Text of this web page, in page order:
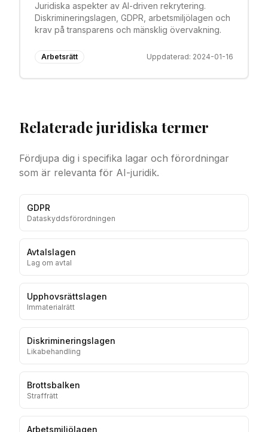
Juridiska aspekter av AI-driven rekrytering.
Diskrimineringslagen, GDPR, arbetsmiljölagen och
krav på transparens och mänsklig övervakning.
Arbetsrätt Uppdaterad: 2024-01-16
Relaterade juridiska termer
Fördjupa dig i specifika lagar och förordningar
som är relevanta för AI-juridik.
GDPR
Dataskyddsförordningen
Avtalslagen
Lag om avtal
Upphovsrättslagen
Immaterialrätt
Diskrimineringslagen
Likabehandling
Brottsbalken
Straffrätt
Arbetsmiljölagen